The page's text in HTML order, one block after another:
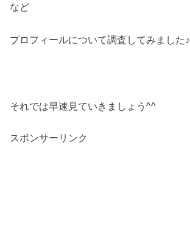
など
プロフィールについて調査してみました♪
それでは早速見ていきましょう^^
スポンサーリンク